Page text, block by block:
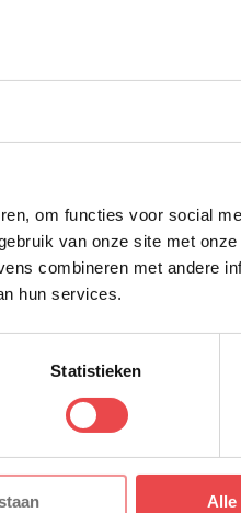
om functies voor social
van onze site met
combineren met andere
hun services.
Statistieken
Alle